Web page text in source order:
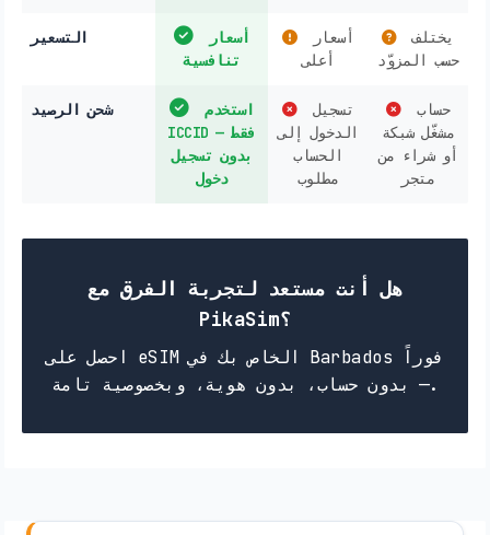
التسعير
تنافسية
أعلى
يختلف
حسب المزوّد
شحن الرصيد
ICCID فقط —
بدون تسجيل
دخول
الدخول إلى
الحساب
مطلوب
مشغّل شبكة
أو شراء من
متجر
هل أنت مستعد لتجربة الفرق مع
PikaSim؟
احصل على eSIM الخاص بك في Barbados فوراً
— بدون حساب، بدون هوية، وبخصوصية تامة.